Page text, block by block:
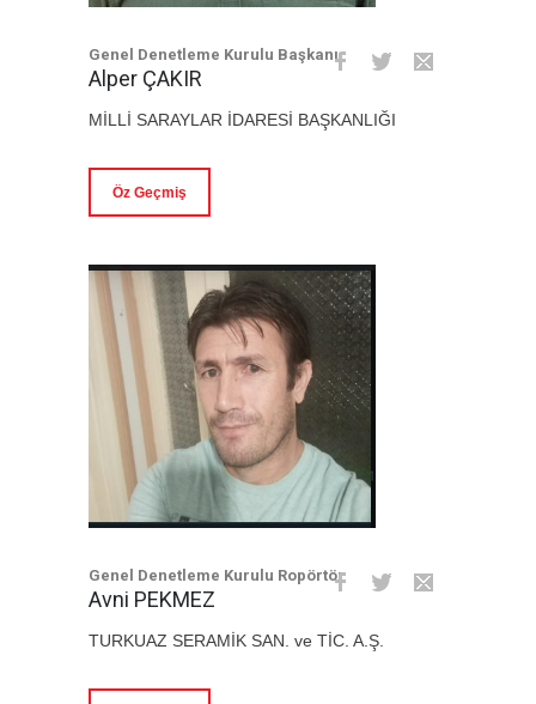
Genel Denetleme Kurulu Başkanı
Alper ÇAKIR
MİLLİ SARAYLAR İDARESİ BAŞKANLIĞI
Öz Geçmiş
Genel Denetleme Kurulu Ropörtör
Avni PEKMEZ
TURKUAZ SERAMİK SAN. ve TİC. A.Ş.